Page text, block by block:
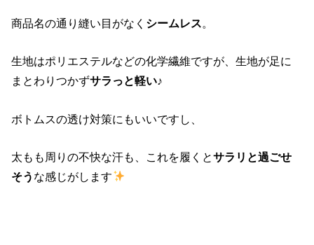
商品名の通り縫い目がなく シームレス。
生地はポリエステルなどの化学繊維ですが、生地が足に
まとわりつかずサラっと軽い♪
ボトムスの透け対策にもいいですし、
太もも周りの不快な汗も、これを履くとサラリと過ごせ
そう な感じがします